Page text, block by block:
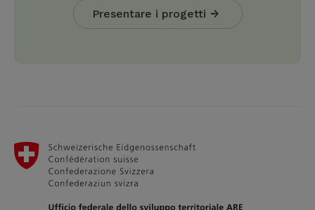
Presentare i progetti